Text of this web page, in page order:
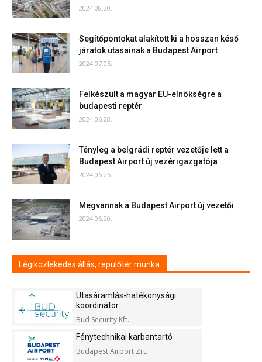
2024.08.30.
Segítőpontokat alakított ki a hosszan késő
járatok utasainak a Budapest Airport
2024.07.05.
Felkészült a magyar EU-elnökségre a
budapesti reptér
2024.06.28.
Tényleg a belgrádi reptér vezetője lett a
Budapest Airport új vezérigazgatója
2024.06.26.
Megvannak a Budapest Airport új vezetői
2024.06.20.
Légiközlekedés állás, repülőtér munka
Utasáramlás-hatékonysági
koordinátor
Bud Security Kft.
Fénytechnikai karbantartó
Budapest Airport Zrt.